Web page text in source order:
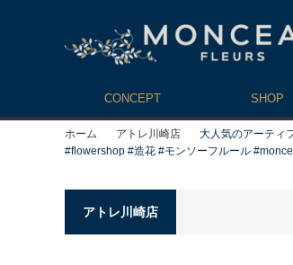
CONCEPT SHOP
ホーム アトレ川崎店
大人気のアーティ
#flowershop #造花 #モンソーフルール
アトレ川崎店